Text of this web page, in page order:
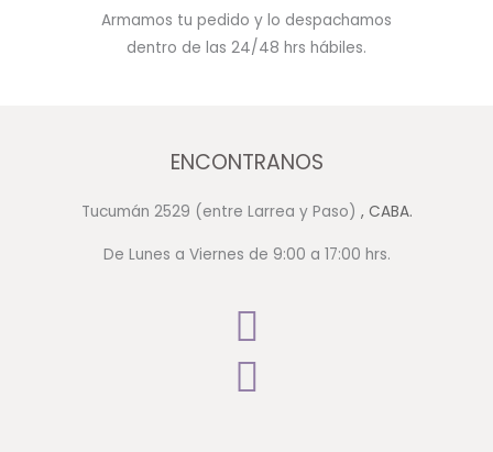
Armamos tu pedido y lo despachamos
dentro de las 24/48 hrs hábiles.
ENCONTRANOS
Tucumán 2529 (entre Larrea y Paso) , CABA.
De Lunes a Viernes de 9:00 a 17:00 hrs.